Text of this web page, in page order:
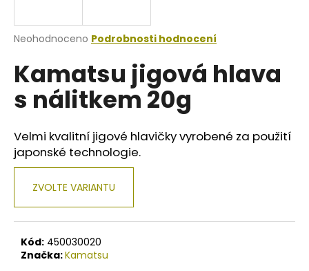
Průměrné
produktu
je
z
hvězdiček.
Neohodnoceno Podrobnosti hodnocení
Kamatsu jigová hlava
s nálitkem 20g
Velmi kvalitní jigové hlavičky vyrobené za použití
japonské technologie.
ZVOLTE VARIANTU
Kód: 450030020
Značka:Kamatsu
j
t
?
HLEDAT
D
o
p